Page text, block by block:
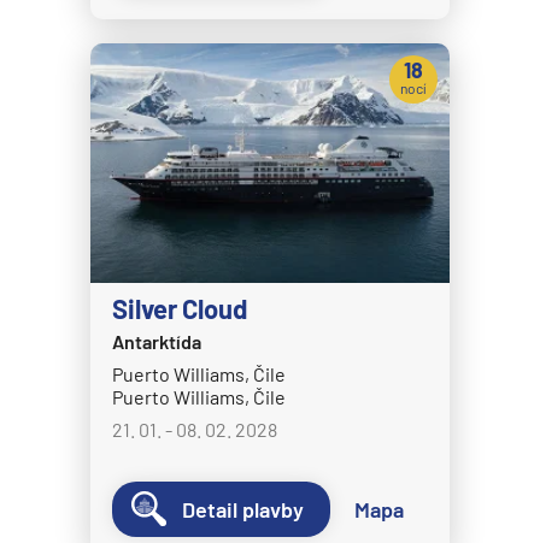
Crystal Symphony
Cunard Line
Queen Anne
Queen Elizabeth
Queen Mary 2
Queen Victoria
Disney Cruise Line
Disney Adventure
Disney Destiny
Disney Dream
Disney Fantasy
Disney Magic
Disney Treasure
Silver Cloud
Antarktída
Puerto Williams, Čile
Puerto Williams, Čile
21. 01. - 08. 02. 2028
18
nocí
Detail plavby Mapa